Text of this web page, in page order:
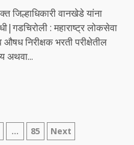
जिल्हाधिकारी वानखेडे यांना
: महाराष्ट्र लोकसेवा
निरीक्षक भरती परीक्षेतील
अथवा...
… 85 Next